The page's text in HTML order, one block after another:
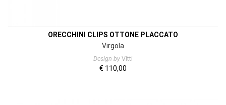
ORECCHINI CLIPS OTTONE PLACCATO
Virgola
Design by Vitti
€ 110,00